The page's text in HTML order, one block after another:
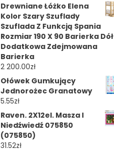
Drewniane Łóżko Elena
Kolor Szary Szuflady
Szuflada Z Funkcją Spania
Rozmiar 190 X 90 Barierka Dół
Dodatkowa Zdejmowana
Barierka
2 200.00zł
Ołówek Gumkujący
Jednorożec Granatowy
5.55zł
Raven. 2X12el. Masza I
Niedźwiedź 075850
(075850)
31.52zł